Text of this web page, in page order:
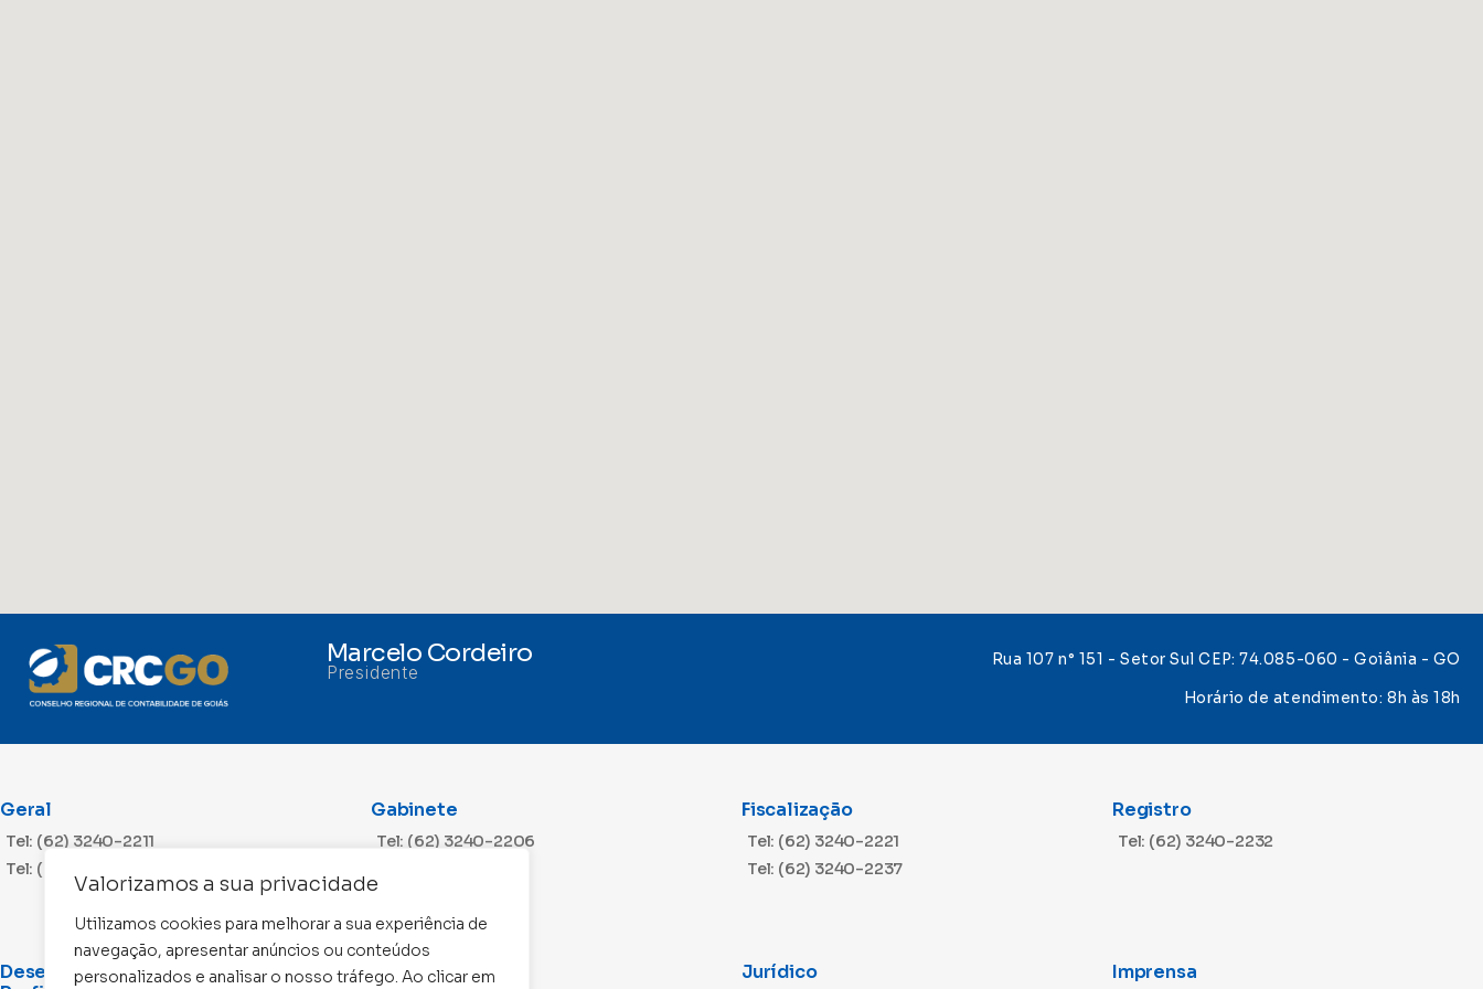
Valorizamos a sua privacidade
Utilizamos cookies para melhorar a sua experiência de
navegação, apresentar anúncios ou conteúdos
personalizados e analisar o nosso tráfego. Ao clicar em
Marcelo Cordeiro
Presidente
Rua 107 n° 151 - Setor Sul CEP: 74.085-060 - Goiânia - GO
Horário de atendimento: 8h às 18h
Geral
Tel: (62) 3240-2211
Tel: (62) 3240-2212
Gabinete
Tel: (62) 3240-2206
Fiscalização
Tel: (62) 3240-2221
Tel: (62) 3240-2237
Registro
Tel: (62) 3240-2232
Desenvolvimento
Cobrança Jurídico Imprensa